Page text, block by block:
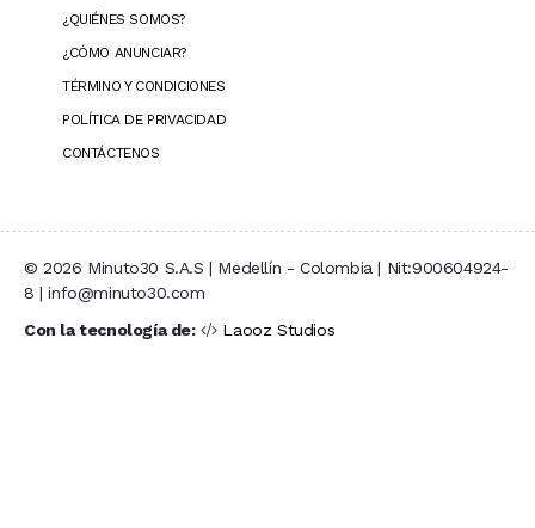
¿QUIÉNES SOMOS?
¿CÓMO ANUNCIAR?
TÉRMINO Y CONDICIONES
POLÍTICA DE PRIVACIDAD
CONTÁCTENOS
© 2026 Minuto30 S.A.S | Medellín - Colombia | Nit:900604924-
8 | info@minuto30.com
Con la tecnología de:
Laooz Studios